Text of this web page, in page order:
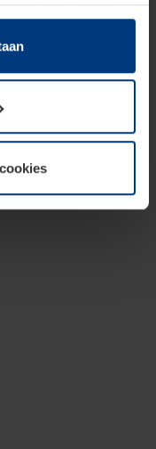
op uw
Voor alle andere
Uw
de uitleg van de